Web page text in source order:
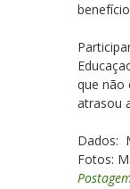
que não
atrasou
Dados:
Fotos: